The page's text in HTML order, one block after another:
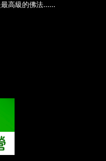
高級的佛法......